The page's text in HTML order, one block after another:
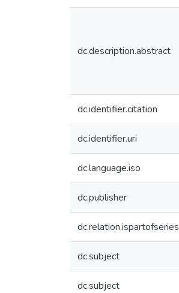
dc.description.abstract
dc.identifier.citation
dc.identifier.uri
dc.language.iso
dc.publisher
dc.relation.ispartofseries
dc.subject
dc.subject